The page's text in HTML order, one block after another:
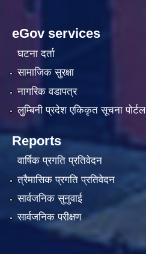
eGov services
घटना दर्ता
सामाजिक सुरक्षा
नागरिक वडापत्र
लुम्बिनी प्रदेश एकिकृत सूचना पाेर्टल
Reports
वार्षिक प्रगति प्रतिवेदन
त्रैमासिक प्रगति प्रतिवेदन
सार्वजनिक सुनुवाई
सार्वजनिक परीक्षण